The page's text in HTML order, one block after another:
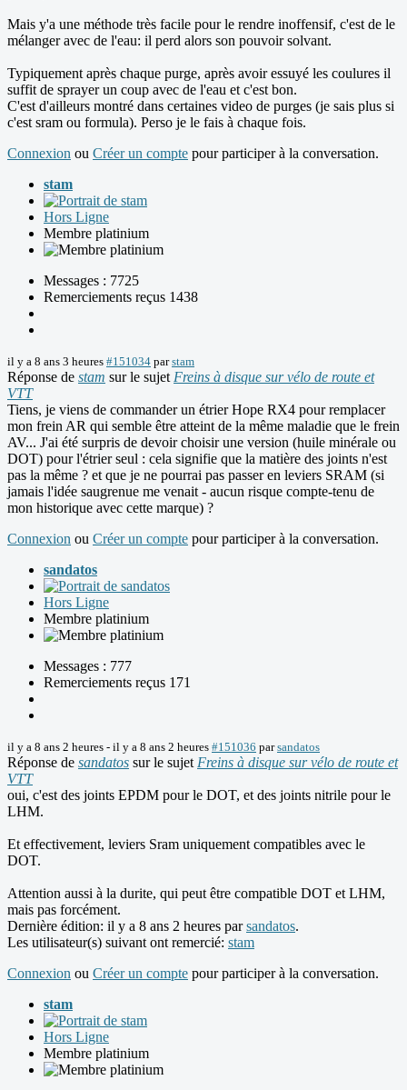
Mais y'a une méthode très facile pour le rendre inoffensif, c'est de le
mélanger avec de l'eau: il perd alors son pouvoir solvant.
Typiquement après chaque purge, après avoir essuyé les coulures il
suffit de sprayer un coup avec de l'eau et c'est bon.
C'est d'ailleurs montré dans certaines video de purges (je sais plus si
c'est sram ou formula). Perso je le fais à chaque fois.
Connexion ou Créer un compte pour participer à la conversation.
stam
Hors Ligne
Membre platinium
Messages : 7725
Remerciements reçus 1438
il y a 8 ans 3 heures #151034 parstam
Réponse de stam sur le sujet Freins à disque sur vélo de route et
VTT
Tiens, je viens de commander un étrier Hope RX4 pour remplacer
mon frein AR qui semble être atteint de la même maladie que le frein
AV... J'ai été surpris de devoir choisir une version (huile minérale ou
DOT) pour l'étrier seul : cela signifie que la matière des joints n'est
pas la même ? et que je ne pourrai pas passer en leviers SRAM (si
jamais l'idée saugrenue me venait - aucun risque compte-tenu de
mon historique avec cette marque) ?
Connexion ou Créer un compte pour participer à la conversation.
sandatos
Hors Ligne
Membre platinium
Messages : 777
Remerciements reçus 171
il y a 8 ans 2 heures - il y a 8 ans 2 heures #151036 parsandatos
Réponse de sandatos sur le sujet Freins à disque sur vélo de route et
VTT
oui, c'est des joints EPDM pour le DOT, et des joints nitrile pour le
LHM.
Et effectivement, leviers Sram uniquement compatibles avec le
DOT.
Attention aussi à la durite, qui peut être compatible DOT et LHM,
mais pas forcément.
Dernière édition: il y a 8 ans 2 heures parsandatos.
Les utilisateur(s) suivant ont remercié: stam
Connexion ou Créer un compte pour participer à la conversation.
stam
Hors Ligne
Membre platinium